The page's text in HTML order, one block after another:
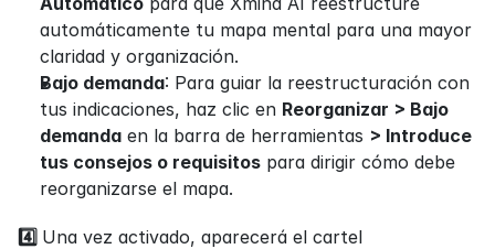
automáticamente tu mapa mental para una mayor
claridad y organización.
Bajo demanda: Para guiar la reestructuración con
tus indicaciones, haz clic en Reorganizar > Bajo
demanda en la barra de herramientas > Introduce
tus consejos o requisitos para dirigir cómo debe
reorganizarse el mapa.
4️⃣ Una vez activado, aparecerá el cartel